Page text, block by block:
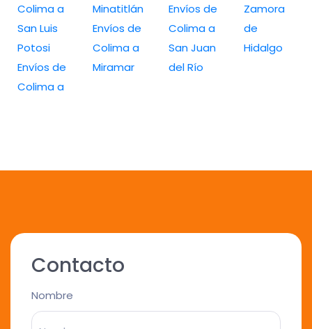
Colima a
San Luis
Potosi
Envíos de
Colima a
Minatitlán
Envíos de
Colima a
Miramar
Envíos de
Colima a
San Juan
del Río
Zamora
de
Hidalgo
Contacto
Nombre